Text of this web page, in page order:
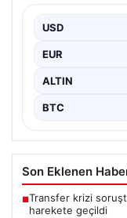
otobüslerinde
USD
EUR
ALTIN
BTC
Son Eklenen
■Transfer krizi
harekete geçildi